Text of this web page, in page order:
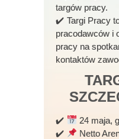
targów pracy.
Targi Pracy
pracodawców i
pracy na
kontaktów
24 maja,
Netto